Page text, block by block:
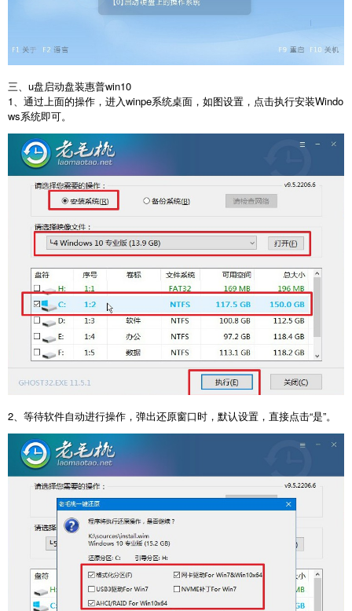
三、u盘启动盘装惠普win10
1、通过上面的操作，进入winpe系统桌面，如图设置，点击执行安装Windo
ws系统即可。
2、等待软件自动进行操作，弹出还原窗口时，默认设置，直接点击“是”。